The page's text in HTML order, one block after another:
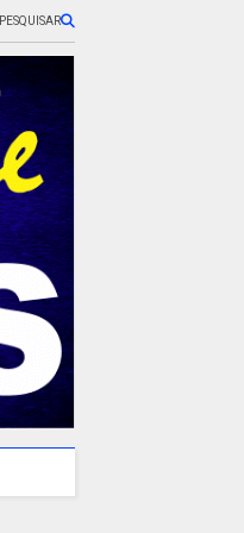
PESQUISAR